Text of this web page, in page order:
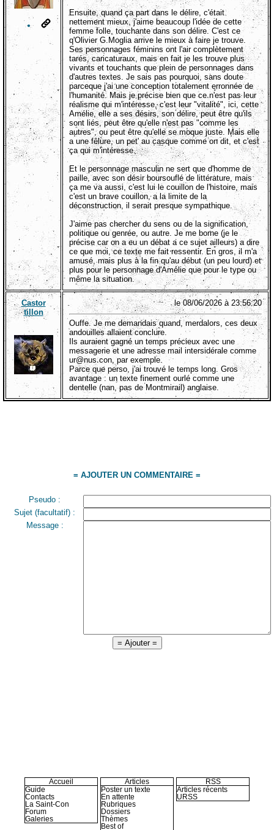
Ensuite, quand ça part dans le délire, c'était
nettement mieux, j'aime beaucoup l'idée de cette
femme folle, touchante dans son délire. C'est ce
q'Olivier G.Moglia arrive le mieux à faire je trouve.
Ses personnages féminins ont l'air complètement
tarés, caricaturaux, mais en fait je les trouve plus
vivants et touchants que plein de personnages dans
d'autres textes. Je sais pas pourquoi, sans doute
parceque j'ai une conception totalement erronnée de
l'humanité. Mais je précise bien que ce n'est pas leur
réalisme qui m'intéresse, c'est leur "vitalité", ici, cette
Amélie, elle a ses désirs, son délire, peut être qu'ils
sont liés, peut être qu'elle n'est pas "comme les
autres", ou peut être qu'elle se moque juste. Mais elle
a une fêlure, un pet' au casque comme on dit, et c'est
ça qui m'intéresse.
Et le personnage masculin ne sert que d'homme de
paille, avec son désir boursouflé de littérature, mais
ça me va aussi, c'est lui le couillon de l'histoire, mais
c'est un brave couillon, a la limite de la
déconstruction, il serait presque sympathique.
J'aime pas chercher du sens ou de la signification,
politique ou genrée, ou autre. Je me borne (je le
précise car on a eu un débat a ce sujet ailleurs) a dire
ce que moi, ce texte me fait ressentir. En gros, il m'a
amusé, mais plus à la fin qu'au début (un peu lourd) et
plus pour le personnage d'Amélie que pour le type ou
même la situation.
Castor
tillon
le 08/06/2026 à 23:56:20
Ouffe. Je me demandais quand, merdalors, ces deux
andouilles allaient conclure.
Ils auraient gagné un temps précieux avec une
messagerie et une adresse mail intersidérale comme
ur@nus.con, par exemple.
Parce que perso, j'ai trouvé le temps long. Gros
avantage : un texte finement ourlé comme une
dentelle (nan, pas de Montmirail) anglaise.
= AJOUTER UN COMMENTAIRE =
Pseudo :
Sujet (facultatif) :
Message :
Accueil
Guide
Contacts
La Saint-Con
Forum
Galeries
Articles
Poster un texte
En attente
Rubriques
Dossiers
Thèmes
Best of
RSS
Articles récents
URSS